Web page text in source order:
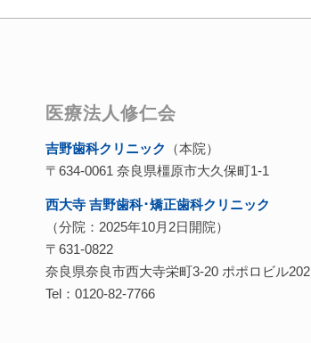
医療法人修仁会
吉野歯科クリニック （本院）
〒634-0061 奈良県橿原市大久保町1-1
西大寺 吉野歯科･矯正歯科クリニック
（分院：2025年10月2日開院）
〒631-0822
奈良県奈良市西大寺栄町3-20 ポポロビル202
Tel：0120-82-7766